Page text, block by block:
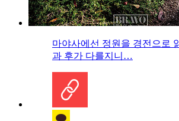
마야사에선 정원을 경전으로
과 후가 다를지니…